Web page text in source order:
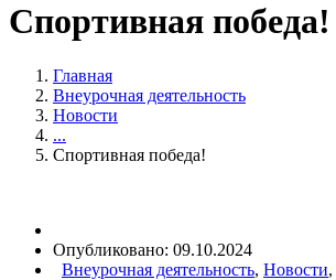
Спортивная победа!
Главная
Внеурочная деятельность
Новости
...
Спортивная победа!
Опубликовано: 09.10.2024
Внеурочная деятельность, Новости,